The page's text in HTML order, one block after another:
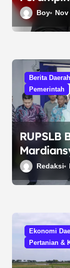
Beban
Boy Nov
Berita Daerah
Pemerintah
RUPSLB
Direktur
Redaksi
Ekonomi
Pertanian &